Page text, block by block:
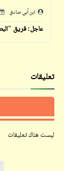
ابن أبي صادق
عاجل: فريق
تعليقات
ليست هناك تعليقات